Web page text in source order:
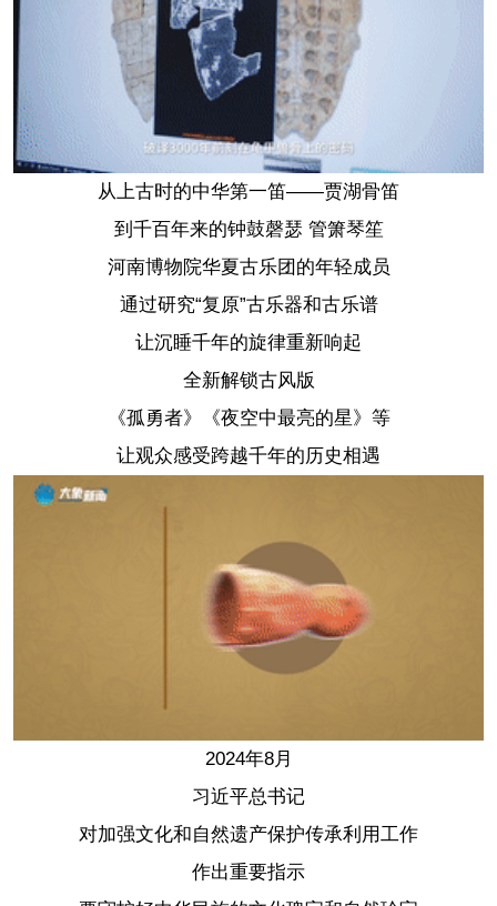
从上古时的中华第一笛——贾湖骨笛
到千百年来的钟鼓磬瑟 管箫琴笙
河南博物院华夏古乐团的年轻成员
通过研究“复原”古乐器和古乐谱
让沉睡千年的旋律重新响起
全新解锁古风版
《孤勇者》《夜空中最亮的星》等
让观众感受跨越千年的历史相遇
2024年8月
习近平总书记
对加强文化和自然遗产保护传承利用工作
作出重要指示